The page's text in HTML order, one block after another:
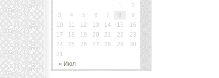
« Июл
1
2
3
4 5 6 7 8
9
10
11 12 13 14 15
16
17
18 19 20 21 22
23
24
25 26 27 28 29
30
31